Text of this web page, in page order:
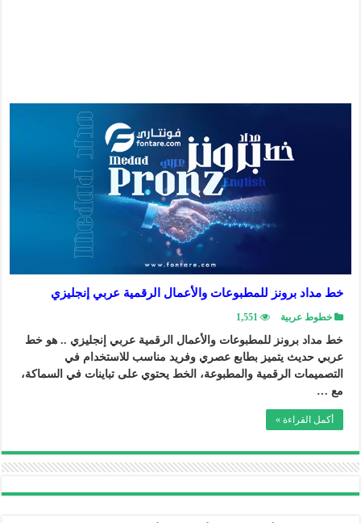
خط مداد برونز للمطبوعات والأعمال الرقمية عربي إنجليزي
خطوط عربية 1,551
خط مداد برونز للمطبوعات والأعمال الرقمية عربي إنجليزي .. هو خط
عربي حديث يتميز بطابع عصري وفريد مناسب للاستخدام في
التصميمات الرقمية والمطبوعة، الخط يحتوي على تباينات في السماكة،
مع …
أكمل القراءة »